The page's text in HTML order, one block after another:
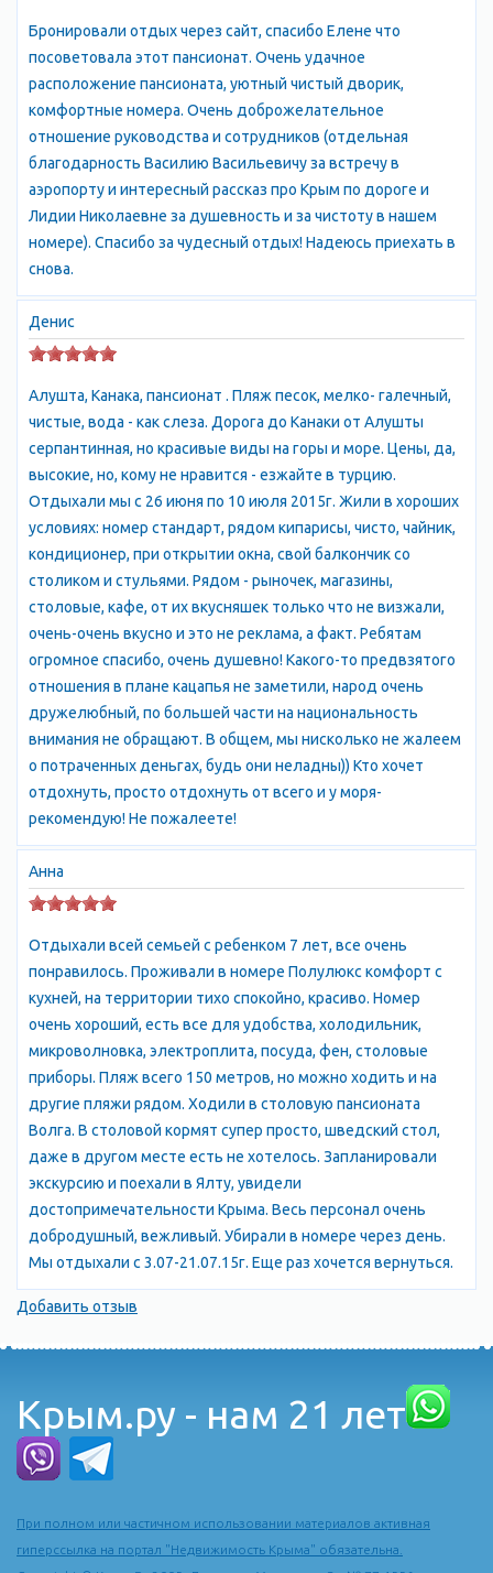
Бронировали отдых через сайт, спасибо Елене что
посоветовала этот пансионат. Очень удачное
расположение пансионата, уютный чистый дворик,
комфортные номера. Очень доброжелательное
отношение руководства и сотрудников (отдельная
благодарность Василию Васильевичу за встречу в
аэропорту и интересный рассказ про Крым по дороге и
Лидии Николаевне за душевность и за чистоту в нашем
номере). Спасибо за чудесный отдых! Надеюсь приехать в
снова.
Денис
Алушта, Канака, пансионат . Пляж песок, мелко- галечный,
чистые, вода - как слеза. Дорога до Канаки от Алушты
серпантинная, но красивые виды на горы и море. Цены, да,
высокие, но, кому не нравится - езжайте в турцию.
Отдыхали мы с 26 июня по 10 июля 2015г. Жили в хороших
условиях: номер стандарт, рядом кипарисы, чисто, чайник,
кондиционер, при открытии окна, свой балкончик со
столиком и стульями. Рядом - рыночек, магазины,
столовые, кафе, от их вкусняшек только что не визжали,
очень-очень вкусно и это не реклама, а факт. Ребятам
огромное спасибо, очень душевно! Какого-то предвзятого
отношения в плане кацапья не заметили, народ очень
дружелюбный, по большей части на национальность
внимания не обращают. В общем, мы нисколько не жалеем
о потраченных деньгах, будь они неладны)) Кто хочет
отдохнуть, просто отдохнуть от всего и у моря-
рекомендую! Не пожалеете!
Анна
Отдыхали всей семьей с ребенком 7 лет, все очень
понравилось. Проживали в номере Полулюкс комфорт с
кухней, на территории тихо спокойно, красиво. Номер
очень хороший, есть все для удобства, холодильник,
микроволновка, электроплита, посуда, фен, столовые
приборы. Пляж всего 150 метров, но можно ходить и на
другие пляжи рядом. Ходили в столовую пансионата
Волга. В столовой кормят супер просто, шведский стол,
даже в другом месте есть не хотелось. Запланировали
экскурсию и поехали в Ялту, увидели
достопримечательности Крыма. Весь персонал очень
добродушный, вежливый. Убирали в номере через день.
Мы отдыхали с 3.07-21.07.15г. Еще раз хочется вернуться.
Добавить отзыв
Крым.ру - нам 21 лет
При полном или частичном использовании материалов активная
гиперссылка на портал "Недвижимость Крыма" обязательна.